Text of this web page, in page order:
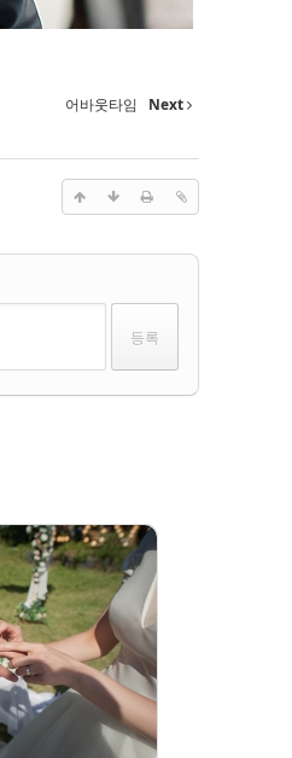
어바웃타임 Next